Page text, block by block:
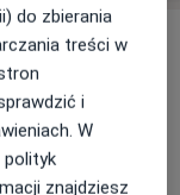
do zbierania
treści w
i
W
polityk
znajdziesz